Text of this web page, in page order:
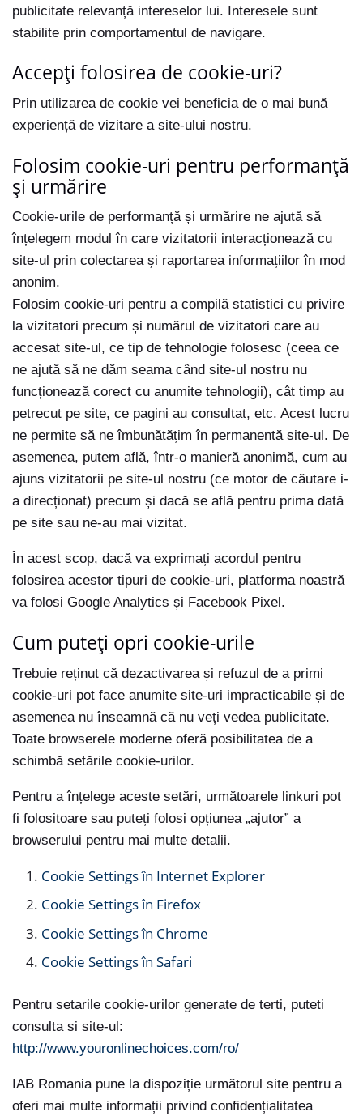
publicitate relevanță intereselor lui. Interesele sunt
stabilite prin comportamentul de navigare.
Accepți folosirea de cookie-uri?
Prin utilizarea de cookie vei beneficia de o mai bună
experiență de vizitare a site-ului nostru.
Folosim cookie-uri pentru performanță
și urmărire
Cookie-urile de performanță și urmărire ne ajută să
înțelegem modul în care vizitatorii interacționează cu
site-ul prin colectarea și raportarea informațiilor în mod
anonim.
Folosim cookie-uri pentru a compilă statistici cu privire
la vizitatori precum și numărul de vizitatori care au
accesat site-ul, ce tip de tehnologie folosesc (ceea ce
ne ajută să ne dăm seama când site-ul nostru nu
funcționează corect cu anumite tehnologii), cât timp au
petrecut pe site, ce pagini au consultat, etc. Acest lucru
ne permite să ne îmbunătățim în permanentă site-ul. De
asemenea, putem află, într-o manieră anonimă, cum au
ajuns vizitatorii pe site-ul nostru (ce motor de căutare i-
a direcționat) precum și dacă se află pentru prima dată
pe site sau ne-au mai vizitat.
În acest scop, dacă va exprimați acordul pentru
folosirea acestor tipuri de cookie-uri, platforma noastră
va folosi Google Analytics și Facebook Pixel.
Cum puteți opri cookie-urile
Trebuie reținut că dezactivarea și refuzul de a primi
cookie-uri pot face anumite site-uri impracticabile și de
asemenea nu înseamnă că nu veți vedea publicitate.
Toate browserele moderne oferă posibilitatea de a
schimbă setările cookie-urilor.
Pentru a înțelege aceste setări, următoarele linkuri pot
fi folositoare sau puteți folosi opțiunea „ajutor” a
browserului pentru mai multe detalii.
Cookie Settings în Internet Explorer
Cookie Settings în Firefox
Cookie Settings în Chrome
Cookie Settings în Safari
Pentru setarile cookie-urilor generate de terti, puteti
consulta si site-ul:
http://www.youronlinechoices.com/ro/
IAB Romania pune la dispoziție următorul site pentru a
oferi mai multe informații privind confidențialitatea